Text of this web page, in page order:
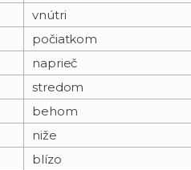
vnútri
počiatkom
naprieč
stredom
behom
niže
blízo